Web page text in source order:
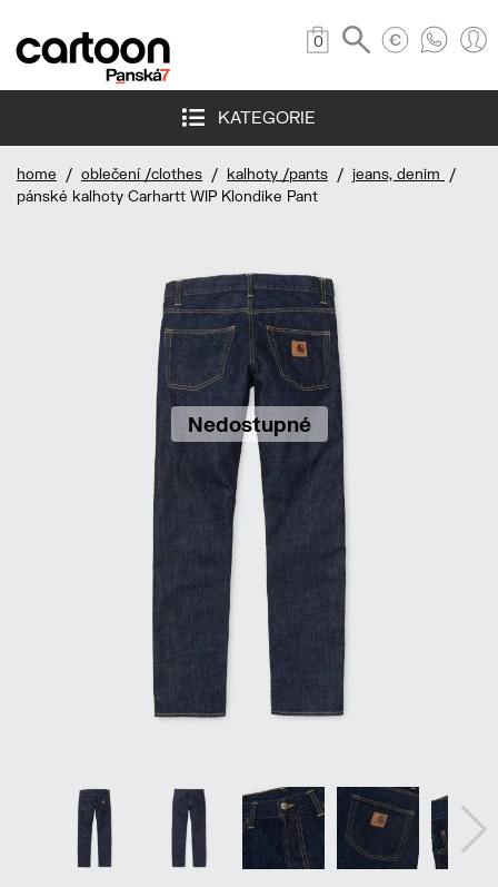
0
KATEGORIE
home / oblečení /clothes / kalhoty /pants / jeans, denim
/
pánské kalhoty Carhartt WIP Klondike Pant
Nedostupné